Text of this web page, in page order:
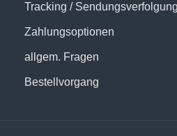
Tracking / Sendungsverfolgung
Zahlungsoptionen
allgem. Fragen
Bestellvorgang